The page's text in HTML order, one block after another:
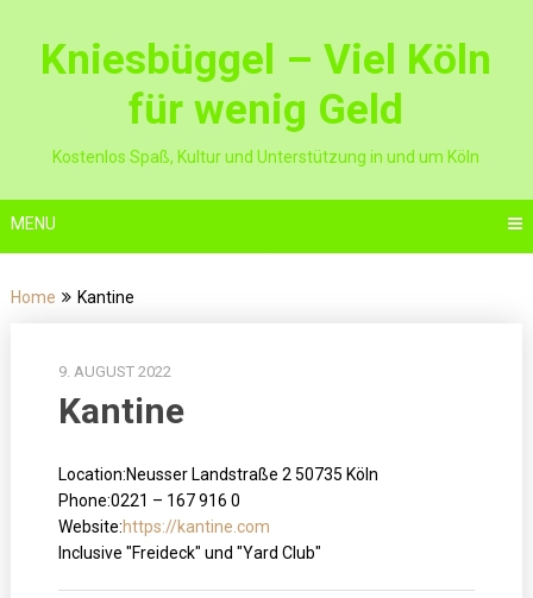
contentKniesbüggel – Viel Köln
für wenig Geld
Kostenlos Spaß, Kultur und Unterstützung in und um Köln
MENU
Home Kantine
9. AUGUST 2022
Kantine
Location:Neusser Landstraße 2 50735 Köln
Phone:0221 – 167 916 0
Website:https://kantine.com
Inclusive "Freideck" und "Yard Club"